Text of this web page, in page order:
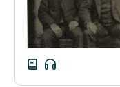
Odkurzamy bohaterów
Szkoła Poezji Wolnych
Lektur